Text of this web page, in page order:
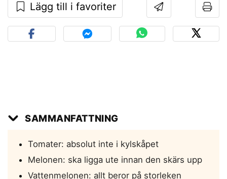
Lägg till i favoriter
SAMMANFATTNING
Tomater: absolut inte i kylskåpet
Melonen: ska ligga ute innan den skärs upp
Vattenmelonen: allt beror på storleken